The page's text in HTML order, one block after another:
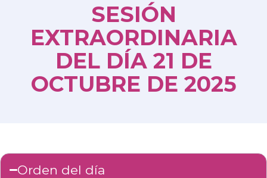
SESIÓN
EXTRAORDINARIA
DEL DÍA 21 DE
OCTUBRE DE 2025
Orden del día